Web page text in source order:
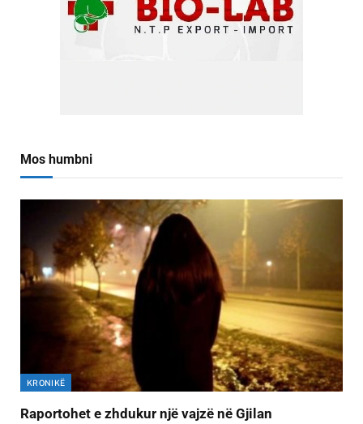
Mos humbni
KRONIKË
Raportohet e zhdukur një vajzë në Gjilan